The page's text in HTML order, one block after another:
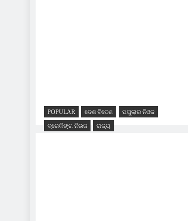
POPULAR ଦେଶ ବିଦେଶ
ପପୁଲାର ନିଓଜ
ବ୍ରେକିଙ୍ଗ ନିଉଜ
ରାଜ୍ୟ